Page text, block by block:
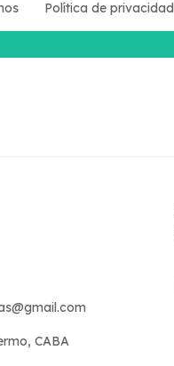
Política de privacidad
CABA